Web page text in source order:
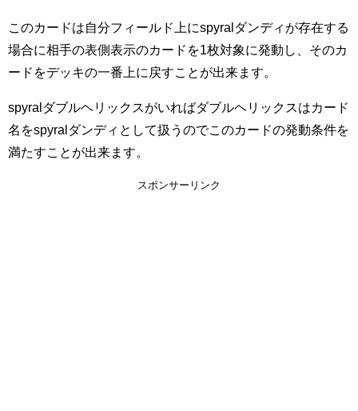
このカードは自分フィールド上にspyralダンディが存在する
場合に相手の表側表示のカードを1枚対象に発動し、そのカ
ードをデッキの一番上に戻すことが出来ます。
spyralダブルヘリックスがいればダブルヘリックスはカード
名をspyralダンディとして扱うのでこのカードの発動条件を
満たすことが出来ます。
スポンサーリンク